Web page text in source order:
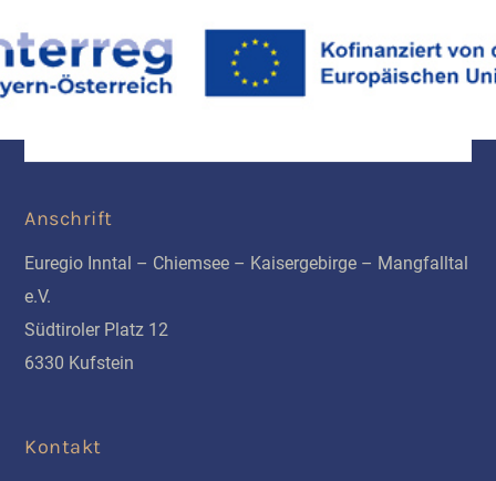
Anschrift
Euregio Inntal – Chiemsee – Kaisergebirge – Mangfalltal
e.V.
Südtiroler Platz 12
6330 Kufstein
Kontakt